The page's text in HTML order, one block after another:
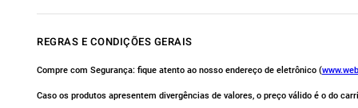
REGRAS E CONDIÇÕES GERAIS
Compre com Segurança: fique atento ao nosso endereço de eletrônico (
Caso os produtos apresentem divergências de valores, o preço válido é o do